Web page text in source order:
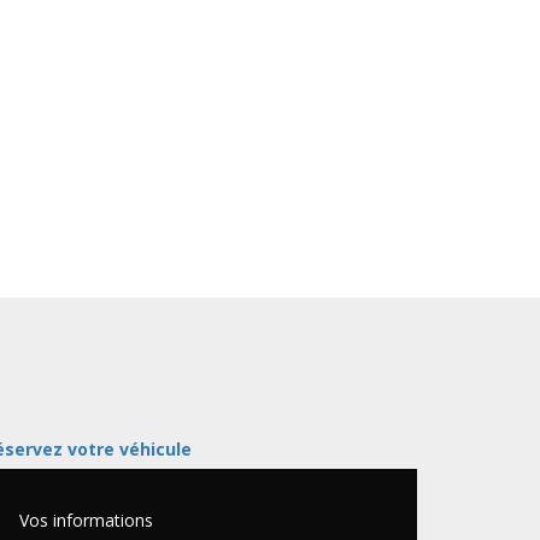
votre véhicule
Vos informations